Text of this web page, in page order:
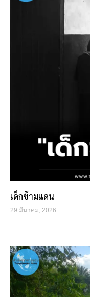
เด็กข้ามแดน
29 มีนาคม, 2026